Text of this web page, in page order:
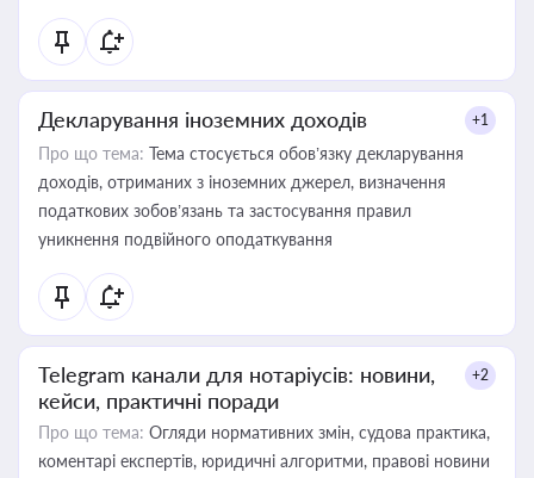
Декларування іноземних доходів +1
Про що тема: Тема стосується обов’язку декларування
доходів, отриманих з іноземних джерел, визначення
податкових зобов’язань та застосування правил
уникнення подвійного оподаткування
Telegram канали для нотаріусів: новини,
кейси, практичні поради
+2
Про що тема: Огляди нормативних змін, судова практика,
коментарі експертів, юридичні алгоритми, правові новини